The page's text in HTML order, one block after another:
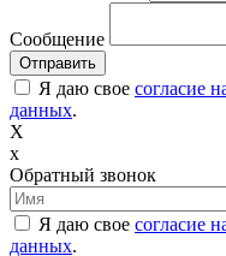
Сообщение
Я даю свое согласие
данных.
X
x
Обратный звонок
Я даю свое согласие
данных.